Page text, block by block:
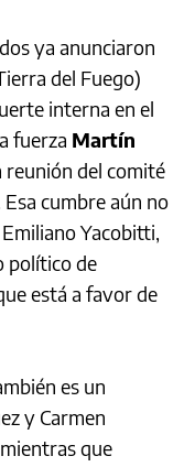
ya anunciaron
del Fuego)
interna en el
fuerza Martín
del comité
cumbre aún no
Yacobitti,
político de
está a favor de
es un
y Carmen
que